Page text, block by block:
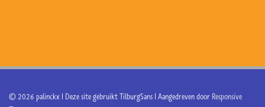
© 2026 palinckx | Deze site gebruikt TilburgSans | Aangedreven door Responsive